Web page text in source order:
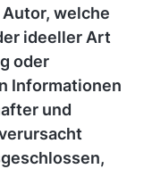
welche
ideeller Art
oder
Informationen
und